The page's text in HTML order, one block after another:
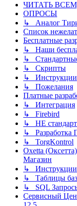
ЧИТАТЬ ВСЕМ,
ОПРОСЫ
↳ Аналог
Список
Бесплатные
↳ Наши
↳
↳ Скрипты
↳ Инструкции
↳ Пожелания
Платные
↳ Интеграция
↳ Firebird
↳ НЕ
↳ Разработка
↳ TorgKontrol
Oxetta
Магазин
↳ Инструкции
↳ Таблицы
↳ SQL
Сервисный